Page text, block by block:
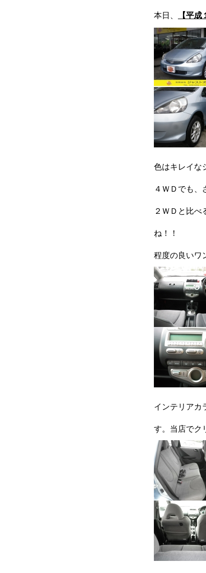
ボディ
ジャストオートのカーリー
ジャストリース プラン例
会社概要
クロちゃんの独り言
本日、 【平
色はキレイな
４ＷＤでも、
２ＷＤと比
ね！！
程度の良いワ
インテリアカ
す。当店でク